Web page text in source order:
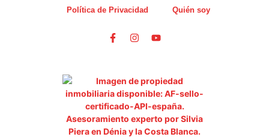
Política de Privacidad Quién soy